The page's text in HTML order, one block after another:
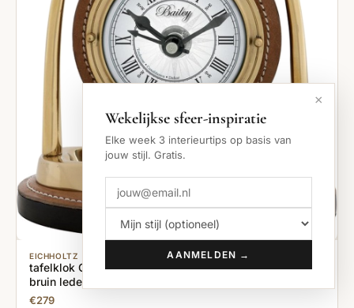
EICHHOLTZ
tafelklok Clock Bailey Equestrian - buroklok - koper met
bruin leder
€279
×
Wekelijkse sfeer-inspiratie
Elke week 3 interieurtips op basis van
jouw stijl. Gratis.
AANMELDEN →